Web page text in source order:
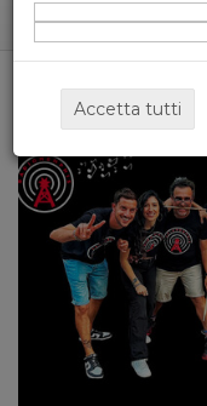
Home
Accetta tutti